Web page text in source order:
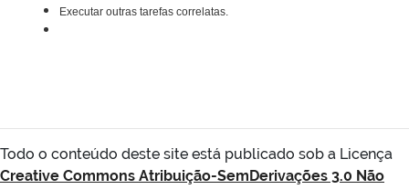
Executar outras tarefas correlatas.
Todo o conteúdo deste site está publicado sob a Licença
Creative Commons Atribuição-SemDerivações 3.0 Não